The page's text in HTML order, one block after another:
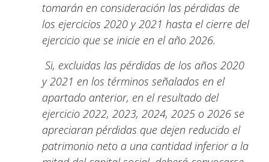
tomarán en consideración las pérdidas de
los ejercicios 2020 y 2021 hasta el cierre del
ejercicio que se inicie en el año 2026.
Si, excluidas las pérdidas de los años 2020
y 2021 en los términos señalados en el
apartado anterior, en el resultado del
ejercicio 2022, 2023, 2024, 2025 o 2026 se
apreciaran pérdidas que dejen reducido el
patrimonio neto a una cantidad inferior a la